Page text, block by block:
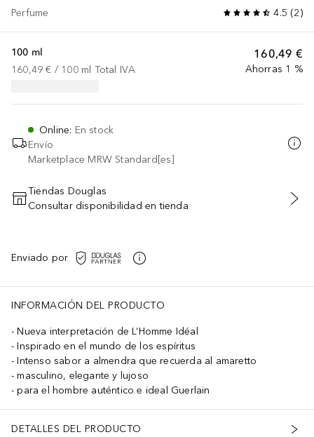
Perfume 4.5 (2)
160,49 €
Ahorras 1 %
100 ml
160,49 € / 100 ml Total IVA
Online: En stock
Envío
Marketplace MRW Standard[es]
AÑADIR AL CARRITO
Tiendas Douglas
Consultar disponibilidad en tienda
Enviado por
INFORMACIÓN DEL PRODUCTO
Nueva interpretación de L’Homme Idéal
Inspirado en el mundo de los espíritus
Intenso sabor a almendra que recuerda al amaretto
masculino, elegante y lujoso
para el hombre auténtico e ideal Guerlain
DETALLES DEL PRODUCTO